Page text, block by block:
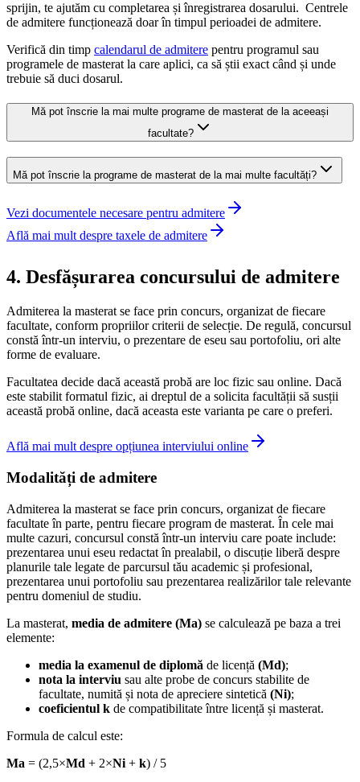
sprijin, te ajutăm cu completarea și înregistrarea dosarului. Centrele
de admitere funcționează doar în timpul perioadei de admitere.
Verifică din timp calendarul de admitere pentru programul sau
programele de masterat la care aplici, ca să știi exact când și unde
trebuie să duci dosarul.
Mă pot înscrie la mai multe programe de masterat de la aceeași
facultate?
Mă pot înscrie la programe de masterat de la mai multe facultăți?
Vezi documentele necesare pentru admitere
Află mai mult despre taxele de admitere
4. Desfășurarea concursului de admitere
Admiterea la masterat se face prin concurs, organizat de fiecare
facultate, conform propriilor criterii de selecție. De regulă, concursul
constă într-un interviu, o prezentare de eseu sau portofoliu, ori alte
forme de evaluare.
Facultatea decide dacă această probă are loc fizic sau online. Dacă
este stabilit formatul fizic, ai dreptul de a solicita facultății să susții
această probă online, dacă aceasta este varianta pe care o preferi.
Află mai mult despre opțiunea interviului online
Modalități de admitere
Admiterea la masterat se face prin concurs, organizat de fiecare
facultate în parte, pentru fiecare program de masterat. În cele mai
multe cazuri, concursul constă într-un interviu care poate include:
prezentarea unui eseu redactat în prealabil, o discuție liberă despre
planurile tale legate de parcursul tău academic și profesional,
prezentarea unui portofoliu sau prezentarea realizărilor tale relevante
pentru domeniul de studiu.
La masterat, media de admitere (Ma) se calculează pe baza a trei
elemente:
media la examenul de diplomă de licență (Md);
nota la interviu sau alte probe de concurs stabilite de
facultate, numită și nota de apreciere sintetică (Ni);
coeficientul k de compatibilitate între licență și masterat.
Formula de calcul este:
Ma = (2,5×Md + 2×Ni + k) / 5